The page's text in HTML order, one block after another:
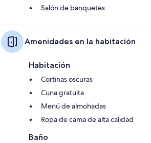
Salón de banquetes
Amenidades en la habitación
Habitación
Cortinas oscuras
Cuna gratuita
Menú de almohadas
Ropa de cama de alta calidad
Baño